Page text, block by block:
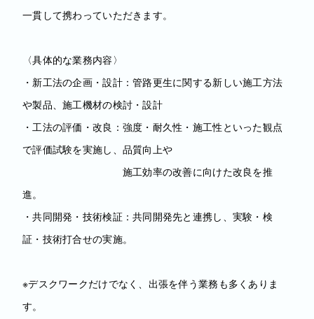
一貫して携わっていただきます。
〈具体的な業務内容〉
・新工法の企画・設計：管路更生に関する新しい施工方法
や製品、施工機材の検討・設計
・工法の評価・改良：強度・耐久性・施工性といった観点
で評価試験を実施し、品質向上や
施工効率の改善に向けた改良を推
進。
・共同開発・技術検証：共同開発先と連携し、実験・検
証・技術打合せの実施。
※デスクワークだけでなく、出張を伴う業務も多くありま
す。